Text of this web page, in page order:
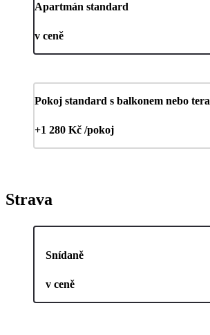
Apartmán standard
v ceně
Pokoj standard s balkonem nebo
+1 280 Kč /pokoj
Strava
Snídaně
v ceně